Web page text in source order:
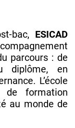
bac, ESICAD
parcours : de
diplôme, en
L’école
de formation
au monde de